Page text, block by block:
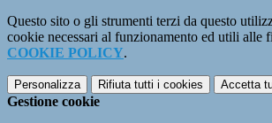
Questo sito o gli strumenti terzi da questo
cookie necessari al funzionamento ed utili alle
COOKIE POLICY.
Personalizza Rifiuta tutti i cookies Accetta
Gestione cookie